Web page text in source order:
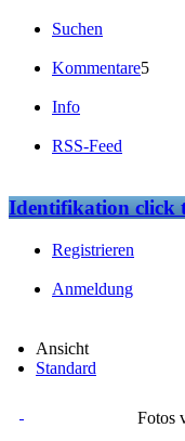
Suchen
Kommentare5
Info
RSS-Feed
Identifikationclick
Registrieren
Anmeldung
Ansicht
Standard
Fotos